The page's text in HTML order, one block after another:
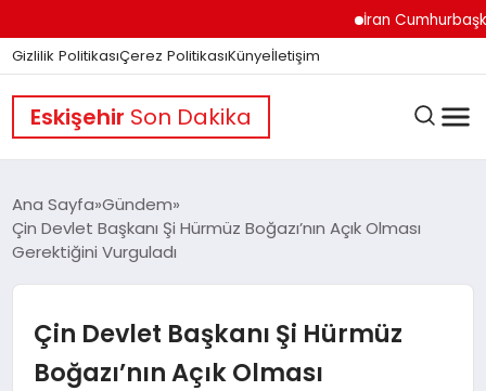
İran Cumhurbaşkanı
Gizlilik PolitikasıÇerez PolitikasıKünyeİletişim
Eskişehir Son Dakika
GÜNDEM
DÜNYA
Ana Sayfa Gündem
Çin Devlet Başkanı Şi Hürmüz Boğazı’nın Açık Olması
Gerektiğini Vurguladı
Çin Devlet Başkanı Şi Hürmüz
Boğazı’nın Açık Olması